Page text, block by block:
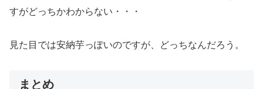
すがどっちかわからない・・・
見た目では安納芋っぽいのですが、どっちなんだろう。
まとめ